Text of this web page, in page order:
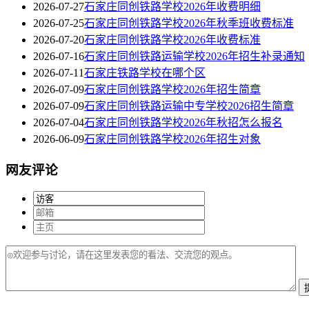
2026-07-27石家庄同创铁路学校2026年收费明细
2026-07-25石家庄同创铁路学校2026年秋季班收费标准
2026-07-20石家庄同创铁路学校2026年收费标准
2026-07-16石家庄同创铁路运输学校2026年招生补录通知
2026-07-11石家庄铁路学校在哪个区
2026-07-09石家庄同创铁路学校2026年招生简章
2026-07-09石家庄同创铁路运输中专学校2026招生简章
2026-07-04石家庄同创铁路学校2026年秋招怎么报名
2026-06-09石家庄同创铁路学校2026年招生对象
网友评论